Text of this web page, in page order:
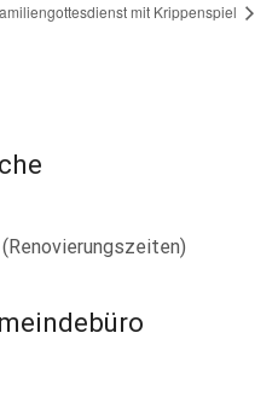
mit Krippenspiel